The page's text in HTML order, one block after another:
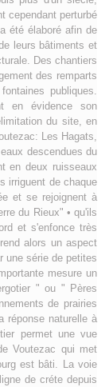
cependant perturbé
été élaboré afin de
leurs bâtiments et
Des chantiers
des remparts
publiques.
en évidence son
du site, en
Les Hagats,
descendues du
en deux ruisseaux
irriguent de chaque
et se rejoignent à
du Rieux" • qu'ils
et s'enfonce très
alors un aspect
une série de petites
mesure un
" ou " Pères
de prairies
réponse naturelle à
permet une vue
Voutezac qui met
est bâti. La voie
de créte depuis